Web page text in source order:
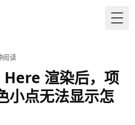
阅读
渲染后，项
小点无法显示怎